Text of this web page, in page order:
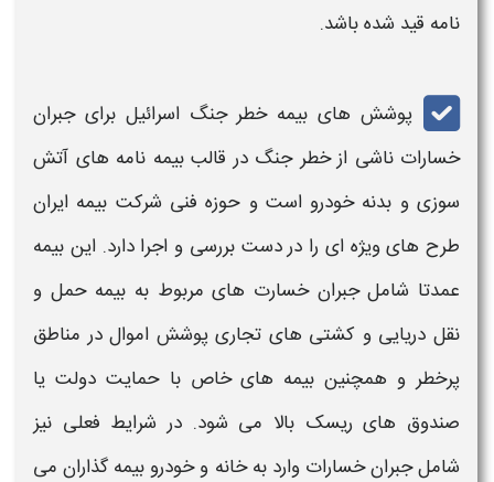
نامه قید شده باشد.
پوشش‌ های بیمه خطر جنگ اسرائیل برای جبران
خسارات ناشی از خطر جنگ در قالب بیمه‌ نامه‌ های آتش‌
سوزی و بدنهخودرواست و حوزه فنی شرکت بیمه ایران
طرح‌ های ویژه ‌ای را در دست بررسی و اجرا دارد. این بیمه
عمدتا شامل جبران خسارت‌ های مربوط به بیمه حمل‌ و
نقل دریایی و کشتی‌ های تجاری پوشش اموال در مناطق
پرخطر و همچنین بیمه‌ های خاص با حمایت دولت یا
صندوق‌ های ریسک بالا می‌ شود. در شرایط فعلی نیز
شامل جبران خسارات وارد به خانه و خودرو بیمه گذاران می